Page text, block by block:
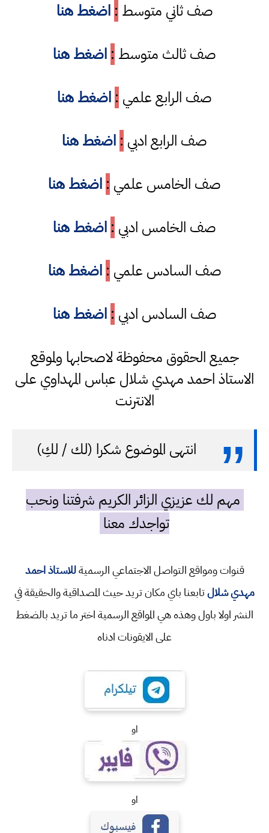
صف ثاني متوسط : اضغط هنا
صف ثالث متوسط : اضغط هنا
صف الرابع علمي : اضغط هنا
صف الرابع ادبي : اضغط هنا
صف الخامس علمي : اضغط هنا
صف الخامس ادبي : اضغط هنا
صف السادس علمي : اضغط هنا
صف السادس ادبي : اضغط هنا
جميع الحقوق محفوظة لاصحابها ولموقع
الاستاذ احمد مهدي شلال عباس المهداوي على
الانترنت
انتهى الموضوع شكرا (لك / لكِ)
مهم لك عزيزي الزائر الكريم شرفتنا ونحب
تواجدك معنا
قنوات ومواقع التواصل الاجتماعي الرسميةللاستاذ احمد
مهدي شلالتابعنا باي مكان تريد حيث المصداقية والحقيقة في
النشر اولا باول وهذه هي المواقع الرسمية اختر ما تريد بالضغط
على الايقونات ادناه
او
او